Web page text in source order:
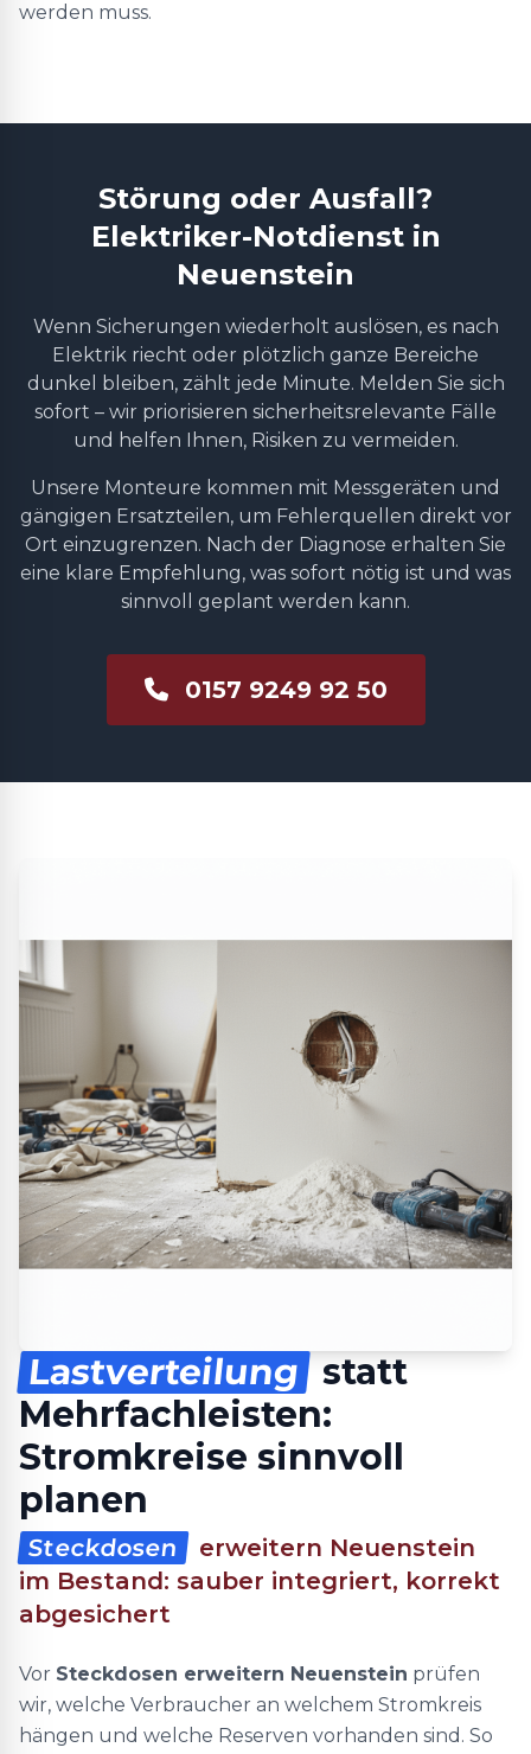
werden muss.
Störung oder Ausfall?
Elektriker-Notdienst in
Neuenstein
Wenn Sicherungen wiederholt auslösen, es nach
Elektrik riecht oder plötzlich ganze Bereiche
dunkel bleiben, zählt jede Minute. Melden Sie sich
sofort – wir priorisieren sicherheitsrelevante Fälle
und helfen Ihnen, Risiken zu vermeiden.
Unsere Monteure kommen mit Messgeräten und
gängigen Ersatzteilen, um Fehlerquellen direkt vor
Ort einzugrenzen. Nach der Diagnose erhalten Sie
eine klare Empfehlung, was sofort nötig ist und was
sinnvoll geplant werden kann.
0157 9249 92 50
Lastverteilung statt
Mehrfachleisten:
Stromkreise sinnvoll
planen
Steckdosen
erweitern Neuenstein
im Bestand: sauber integriert, korrekt
abgesichert
Vor Steckdosen erweitern Neuenstein prüfen
wir, welche Verbraucher an welchem Stromkreis
hängen und welche Reserven vorhanden sind. So